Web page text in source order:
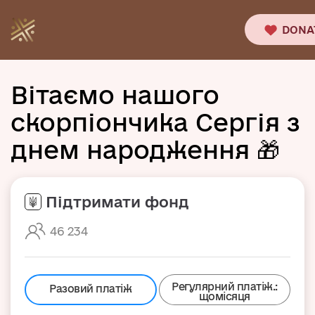
Вітаємо нашого
скорпіончика Сергія з
днем народження 🎁
Підтримати фонд
46 234
Разовий платіж
Регулярний платіж.:
щомісяця